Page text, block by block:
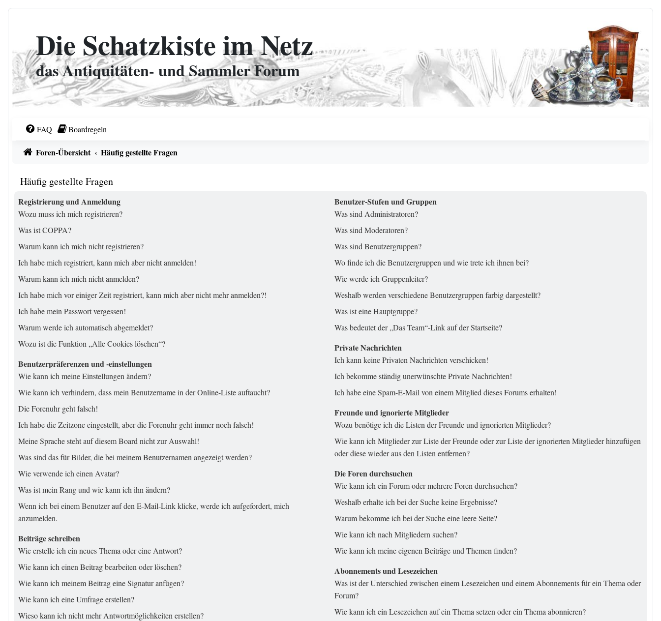
Zum Inhalt
Die Schatzkiste im Netz
das Antiquitäten- und Sammler Forum
FAQ Boardregeln
Foren-Übersicht Häufig gestellte Fragen
Häufig gestellte Fragen
Registrierung und Anmeldung
Wozu muss ich mich registrieren?
Was ist COPPA?
Warum kann ich mich nicht registrieren?
Ich habe mich registriert, kann mich aber nicht anmelden!
Warum kann ich mich nicht anmelden?
Ich habe mich vor einiger Zeit registriert, kann mich aber nicht mehr anmelden?!
Ich habe mein Passwort vergessen!
Warum werde ich automatisch abgemeldet?
Wozu ist die Funktion „Alle Cookies löschen“?
Benutzerpräferenzen und -einstellungen
Wie kann ich meine Einstellungen ändern?
Wie kann ich verhindern, dass mein Benutzername in der Online-Liste auftaucht?
Die Forenuhr geht falsch!
Ich habe die Zeitzone eingestellt, aber die Forenuhr geht immer noch falsch!
Meine Sprache steht auf diesem Board nicht zur Auswahl!
Was sind das für Bilder, die bei meinem Benutzernamen angezeigt werden?
Wie verwende ich einen Avatar?
Was ist mein Rang und wie kann ich ihn ändern?
Wenn ich bei einem Benutzer auf den E-Mail-Link klicke, werde ich aufgefordert, mich
anzumelden.
Beiträge schreiben
Wie erstelle ich ein neues Thema oder eine Antwort?
Wie kann ich einen Beitrag bearbeiten oder löschen?
Wie kann ich meinem Beitrag eine Signatur anfügen?
Wie kann ich eine Umfrage erstellen?
Wieso kann ich nicht mehr Antwortmöglichkeiten erstellen?
Benutzer-Stufen und Gruppen
Was sind Administratoren?
Was sind Moderatoren?
Was sind Benutzergruppen?
Wo finde ich die Benutzergruppen und wie trete ich ihnen bei?
Wie werde ich Gruppenleiter?
Weshalb werden verschiedene Benutzergruppen farbig dargestellt?
Was ist eine Hauptgruppe?
Was bedeutet der „Das Team“-Link auf der Startseite?
Private Nachrichten
Ich kann keine Privaten Nachrichten verschicken!
Ich bekomme ständig unerwünschte Private Nachrichten!
Ich habe eine Spam-E-Mail von einem Mitglied dieses Forums erhalten!
Freunde und ignorierte Mitglieder
Wozu benötige ich die Listen der Freunde und ignorierten Mitglieder?
Wie kann ich Mitglieder zur Liste der Freunde oder zur Liste der ignorierten Mitglieder hinzufügen
oder diese wieder aus den Listen entfernen?
Die Foren durchsuchen
Wie kann ich ein Forum oder mehrere Foren durchsuchen?
Weshalb erhalte ich bei der Suche keine Ergebnisse?
Warum bekomme ich bei der Suche eine leere Seite?
Wie kann ich nach Mitgliedern suchen?
Wie kann ich meine eigenen Beiträge und Themen finden?
Abonnements und Lesezeichen
Was ist der Unterschied zwischen einem Lesezeichen und einem Abonnements für ein Thema oder
Forum?
Wie kann ich ein Lesezeichen auf ein Thema setzen oder ein Thema abonnieren?